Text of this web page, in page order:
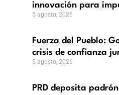
innovación para
5 agosto, 2026
Fuerza del Pueblo:
crisis de confianza
5 agosto, 2026
PRD deposita